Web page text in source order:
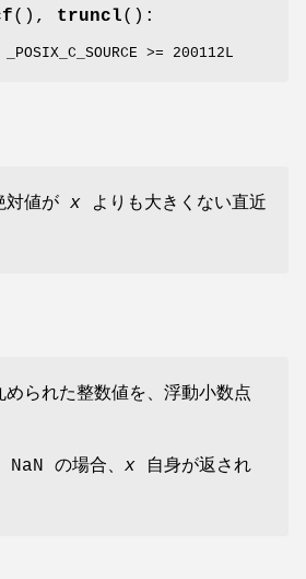
(), truncl():
>= 200112L
対値が x よりも大きくない直近
められた整数値を、浮動小数点
NaN の場合、 x 自身が返され